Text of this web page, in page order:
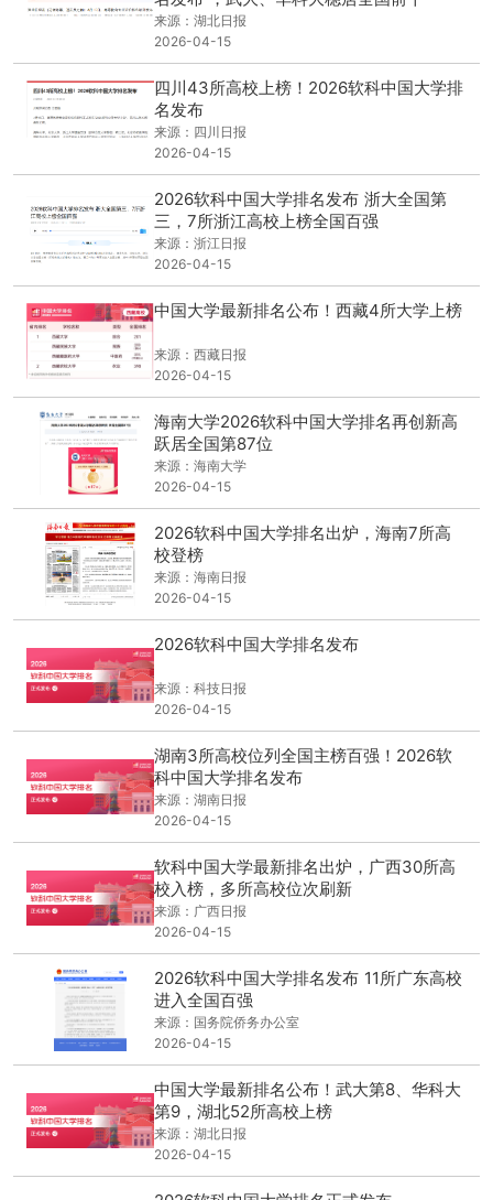
来源：湖北日报
2026-04-15
四川43所高校上榜！2026软科中国大学排
名发布
来源：四川日报
2026-04-15
2026软科中国大学排名发布 浙大全国第
三，7所浙江高校上榜全国百强
来源：浙江日报
2026-04-15
中国大学最新排名公布！西藏4所大学上榜
来源：西藏日报
2026-04-15
海南大学2026软科中国大学排名再创新高
跃居全国第87位
来源：海南大学
2026-04-15
2026软科中国大学排名出炉，海南7所高
校登榜
来源：海南日报
2026-04-15
2026软科中国大学排名发布
来源：科技日报
2026-04-15
湖南3所高校位列全国主榜百强！2026软
科中国大学排名发布
来源：湖南日报
2026-04-15
软科中国大学最新排名出炉，广西30所高
校入榜，多所高校位次刷新
来源：广西日报
2026-04-15
2026软科中国大学排名发布 11所广东高校
进入全国百强
来源：国务院侨务办公室
2026-04-15
中国大学最新排名公布！武大第8、华科大
第9，湖北52所高校上榜
来源：湖北日报
2026-04-15